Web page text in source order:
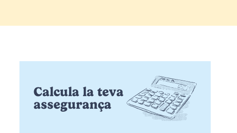
Calcula la teva
assegurança